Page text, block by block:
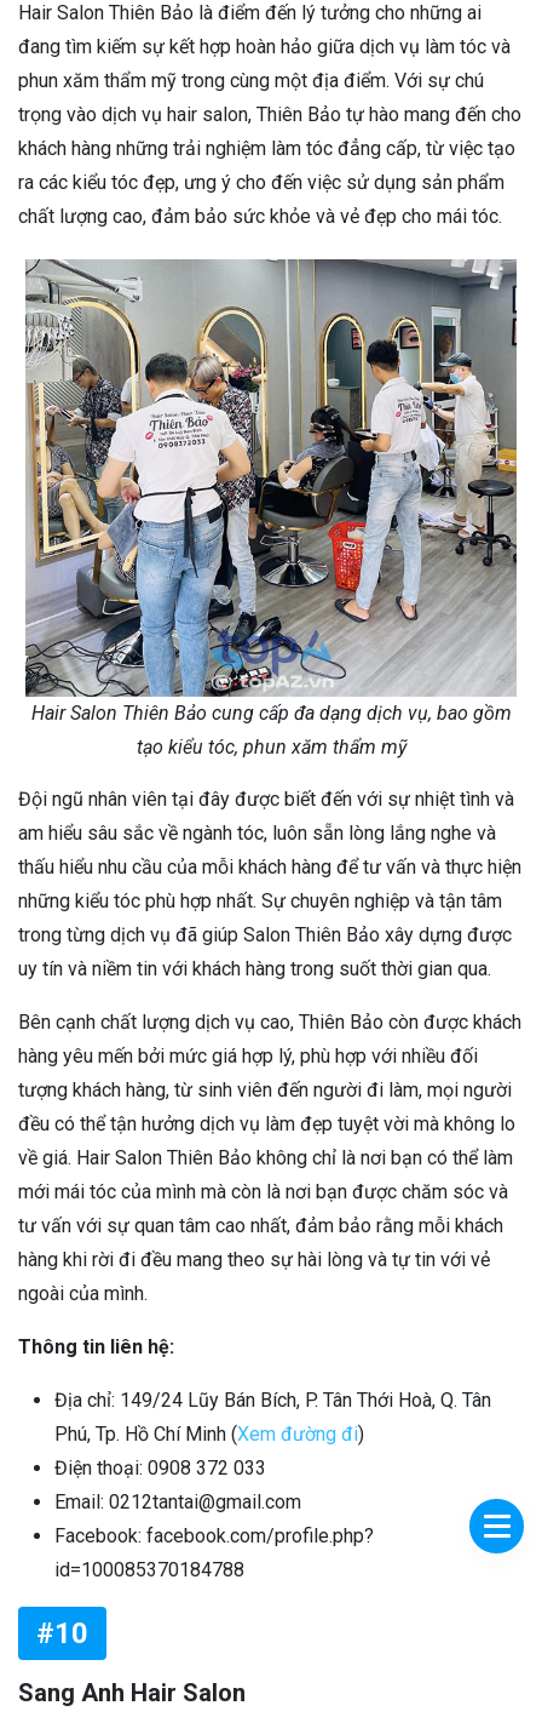
Hair Salon Thiên Bảo là điểm đến lý tưởng cho những ai
đang tìm kiếm sự kết hợp hoàn hảo giữa dịch vụ làm tóc và
phun xăm thẩm mỹ trong cùng một địa điểm. Với sự chú
trọng vào dịch vụ hair salon, Thiên Bảo tự hào mang đến cho
khách hàng những trải nghiệm làm tóc đẳng cấp, từ việc tạo
ra các kiểu tóc đẹp, ưng ý cho đến việc sử dụng sản phẩm
chất lượng cao, đảm bảo sức khỏe và vẻ đẹp cho mái tóc.
Hair Salon Thiên Bảo cung cấp đa dạng dịch vụ, bao gồm
tạo kiểu tóc, phun xăm thẩm mỹ
Đội ngũ nhân viên tại đây được biết đến với sự nhiệt tình và
am hiểu sâu sắc về ngành tóc, luôn sẵn lòng lắng nghe và
thấu hiểu nhu cầu của mỗi khách hàng để tư vấn và thực hiện
những kiểu tóc phù hợp nhất. Sự chuyên nghiệp và tận tâm
trong từng dịch vụ đã giúp Salon Thiên Bảo xây dựng được
uy tín và niềm tin với khách hàng trong suốt thời gian qua.
Bên cạnh chất lượng dịch vụ cao, Thiên Bảo còn được khách
hàng yêu mến bởi mức giá hợp lý, phù hợp với nhiều đối
tượng khách hàng, từ sinh viên đến người đi làm, mọi người
đều có thể tận hưởng dịch vụ làm đẹp tuyệt vời mà không lo
về giá. Hair Salon Thiên Bảo không chỉ là nơi bạn có thể làm
mới mái tóc của mình mà còn là nơi bạn được chăm sóc và
tư vấn với sự quan tâm cao nhất, đảm bảo rằng mỗi khách
hàng khi rời đi đều mang theo sự hài lòng và tự tin với vẻ
ngoài của mình.
Thông tin liên hệ:
Địa chỉ: 149/24 Lũy Bán Bích, P. Tân Thới Hoà, Q. Tân
Phú, Tp. Hồ Chí Minh (Xem đường đi)
Điện thoại: 0908 372 033
Email: 0212tantai@gmail.com
Facebook: facebook.com/profile.php?
id=100085370184788
#10
Sang Anh Hair Salon